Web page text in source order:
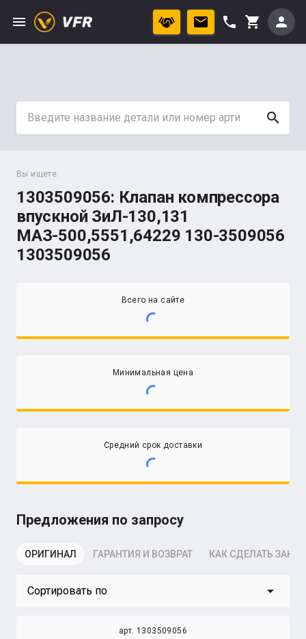
menu phone shopping_cart person
search
Вы ищете:
1303509056: Клапан компрессора
впускной ЗиЛ-130,131
МАЗ-500,5551,64229 130-3509056
1303509056
Всего на сайте
Минимальная цена
Средний срок доставки
Предложения по запросу
ОРИГИНАЛ ГАРАНТИЯ И ВОЗВРАТ КАК СДЕЛАТЬ
Сортировать по arrow_drop_down
арт. 1303509056